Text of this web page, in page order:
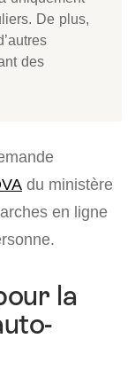
De plus,
des
du ministère
en ligne
la